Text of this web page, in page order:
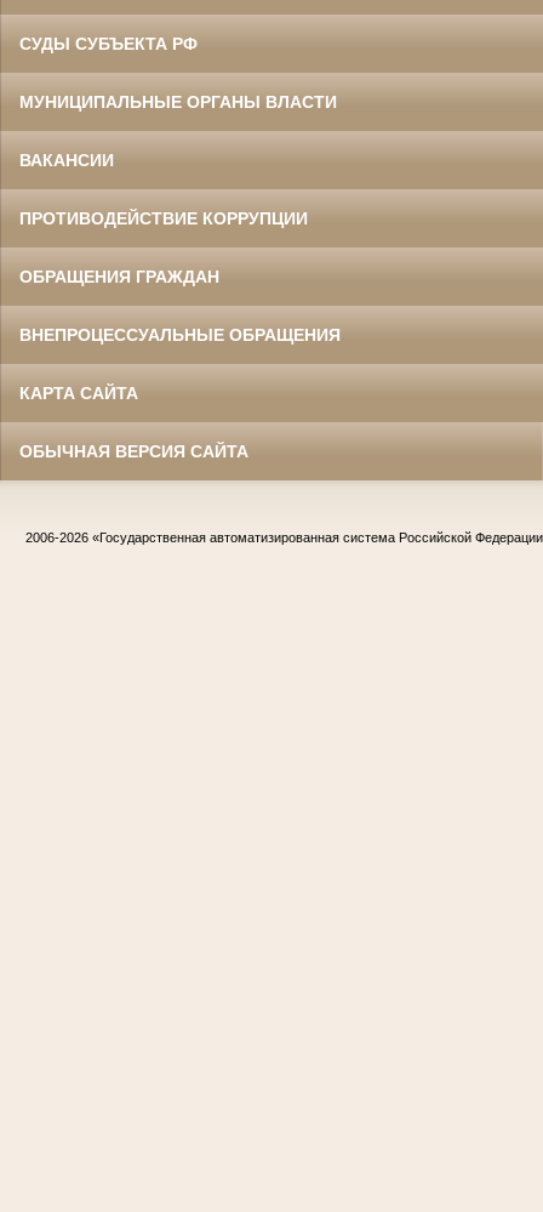
СУДЫ СУБЪЕКТА РФ
МУНИЦИПАЛЬНЫЕ ОРГАНЫ ВЛАСТИ
ВАКАНСИИ
ПРОТИВОДЕЙСТВИЕ КОРРУПЦИИ
ОБРАЩЕНИЯ ГРАЖДАН
ВНЕПРОЦЕССУАЛЬНЫЕ ОБРАЩЕНИЯ
КАРТА САЙТА
ОБЫЧНАЯ ВЕРСИЯ САЙТА
2006-2026 «Государственная автоматизированная система Российской